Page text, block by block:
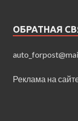
ОБРАТНАЯ
Реклама на